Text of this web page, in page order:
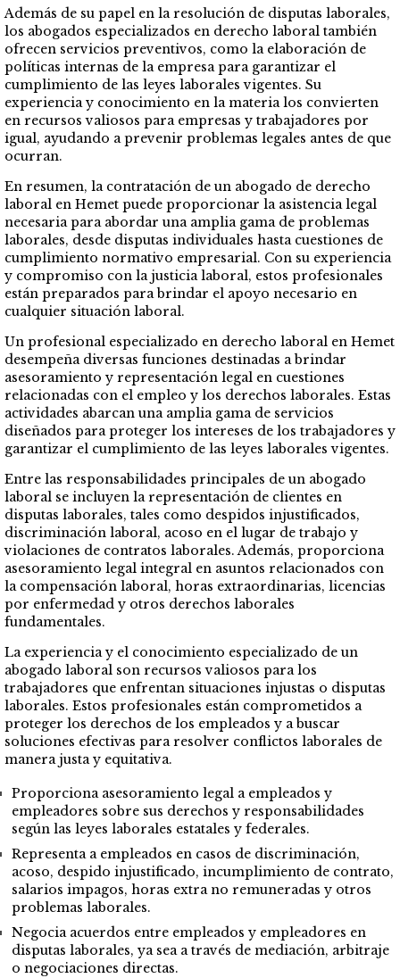
Además de su papel en la resolución de disputas laborales,
los abogados especializados en derecho laboral también
ofrecen servicios preventivos, como la elaboración de
políticas internas de la empresa para garantizar el
cumplimiento de las leyes laborales vigentes. Su
experiencia y conocimiento en la materia los convierten
en recursos valiosos para empresas y trabajadores por
igual, ayudando a prevenir problemas legales antes de que
ocurran.
En resumen, la contratación de un abogado de derecho
laboral en Hemet puede proporcionar la asistencia legal
necesaria para abordar una amplia gama de problemas
laborales, desde disputas individuales hasta cuestiones de
cumplimiento normativo empresarial. Con su experiencia
y compromiso con la justicia laboral, estos profesionales
están preparados para brindar el apoyo necesario en
cualquier situación laboral.
Un profesional especializado en derecho laboral en Hemet
desempeña diversas funciones destinadas a brindar
asesoramiento y representación legal en cuestiones
relacionadas con el empleo y los derechos laborales. Estas
actividades abarcan una amplia gama de servicios
diseñados para proteger los intereses de los trabajadores y
garantizar el cumplimiento de las leyes laborales vigentes.
Entre las responsabilidades principales de un abogado
laboral se incluyen la representación de clientes en
disputas laborales, tales como despidos injustificados,
discriminación laboral, acoso en el lugar de trabajo y
violaciones de contratos laborales. Además, proporciona
asesoramiento legal integral en asuntos relacionados con
la compensación laboral, horas extraordinarias, licencias
por enfermedad y otros derechos laborales
fundamentales.
La experiencia y el conocimiento especializado de un
abogado laboral son recursos valiosos para los
trabajadores que enfrentan situaciones injustas o disputas
laborales. Estos profesionales están comprometidos a
proteger los derechos de los empleados y a buscar
soluciones efectivas para resolver conflictos laborales de
manera justa y equitativa.
Proporciona asesoramiento legal a empleados y
empleadores sobre sus derechos y responsabilidades
según las leyes laborales estatales y federales.
Representa a empleados en casos de discriminación,
acoso, despido injustificado, incumplimiento de contrato,
salarios impagos, horas extra no remuneradas y otros
problemas laborales.
Negocia acuerdos entre empleados y empleadores en
disputas laborales, ya sea a través de mediación, arbitraje
o negociaciones directas.